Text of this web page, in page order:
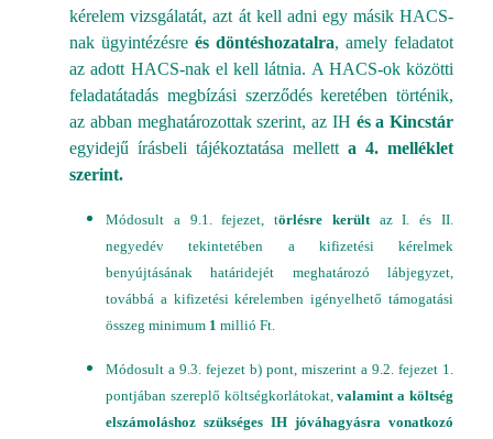
kérelem vizsgálatát, azt át kell adni egy másik HACS-
nak ügyintézésreés döntéshozatalra, amely feladatot
az adott HACS-nak el kell látnia. A HACS-ok közötti
feladatátadás megbízási szerződés keretében történik,
az abban meghatározottak szerint, az IH és a Kincstár
egyidejű írásbeli tájékoztatása melletta 4. melléklet
szerint.
Módosult a 9.1. fejezet, törlésre kerültaz I. és II.
negyedév tekintetében a kifizetési kérelmek
benyújtásának határidejét meghatározó lábjegyzet,
továbbá a kifizetési kérelemben igényelhető támogatási
összeg minimum 1 millió Ft.
Módosult a 9.3. fejezet b) pont, miszerint a 9.2. fejezet 1.
pontjában szereplő költségkorlátokat,valamint a költség
elszámoláshoz szükséges IH jóváhagyásra vonatkozó